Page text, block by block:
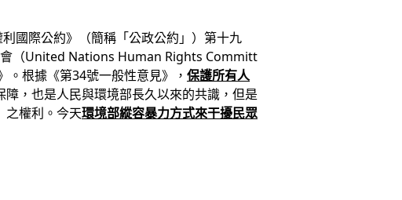
國際公約》（簡稱「公政公約」）第十九
會（United Nations Human Rights Committ
根據《第34號一般性意見》， 保護所有人
，也是人民與環境部長久以來的共識，但是
之權利。今天環境部縱容暴力方式來干擾民眾